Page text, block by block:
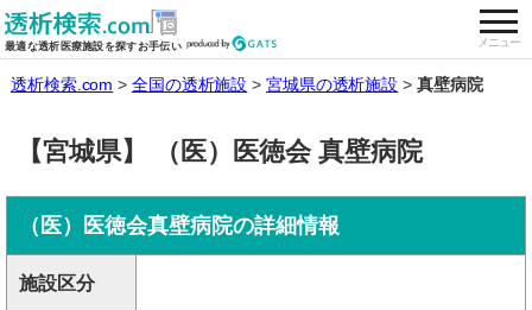
最適な透析医療施設を探すお手伝い メニュー
全国の透析施設を検索する
透析検索.com 全国の透析施設 宮城県の透析施設 真壁病院
【宮城県】 （医）医徳会 真壁病院
（医）医徳会真壁病院の詳細情報
施設区分